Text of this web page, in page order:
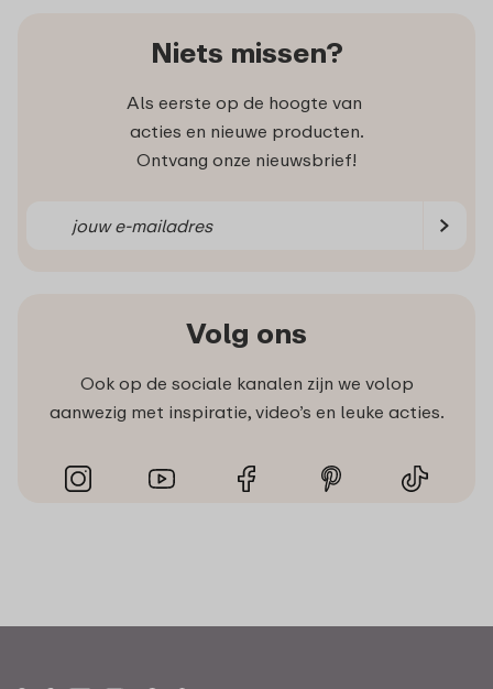
Niets missen?
Als eerste op de hoogte van
acties en nieuwe producten.
Ontvang onze nieuwsbrief!
Volg ons
Ook op de sociale kanalen zijn we volop
aanwezig met inspiratie, video’s en leuke acties.